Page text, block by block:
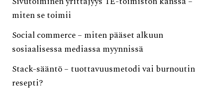
miten se toimii
Social commerce – miten pääset alkuun
sosiaalisessa mediassa myynnissä
Stack-sääntö – tuottavuusmetodi vai burnoutin
resepti?